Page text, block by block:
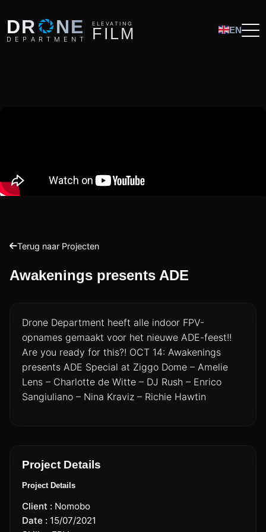
DRO NE
D E P A R T M E N T
ELEVATING
FI LM EN
DRONES
LIVE BROADCAST & EVENTS
Terug naar Projecten
Awakenings presents ADE
Drone Department heeft alle indoor FPV-
opnames gemaakt voor het nieuwe ADE-feest!!
Are you ready for this?! OCT 14: Awakenings
presents ADE Special at Ziggo Dome – Amelie
Lens – Charlotte de Witte – DJ Rush – Enrico
Sangiuliano – Nina Kraviz – Richie Hawtin
Project Details
Project Details
Client : Nomobo
Date : 15/07/2021